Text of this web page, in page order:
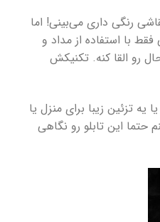
رنگی داری می‌بینی! اما
با استفاده از مداد و
رو القا کنه. تکنیکش
یه تزئین زیبا برای منزل یا
این تابلو رو نگاهی